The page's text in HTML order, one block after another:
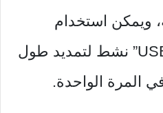
ويمكن استخدام
الموزع كـ “USB repeater” نشط لتمديد طول